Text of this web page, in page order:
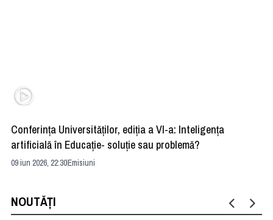
Conferința Universităților, ediția a VI-a: Inteligența
artificială în Educație- soluție sau problemă?
09 iun 2026, 22:30Emisiuni
NOUTĂȚI